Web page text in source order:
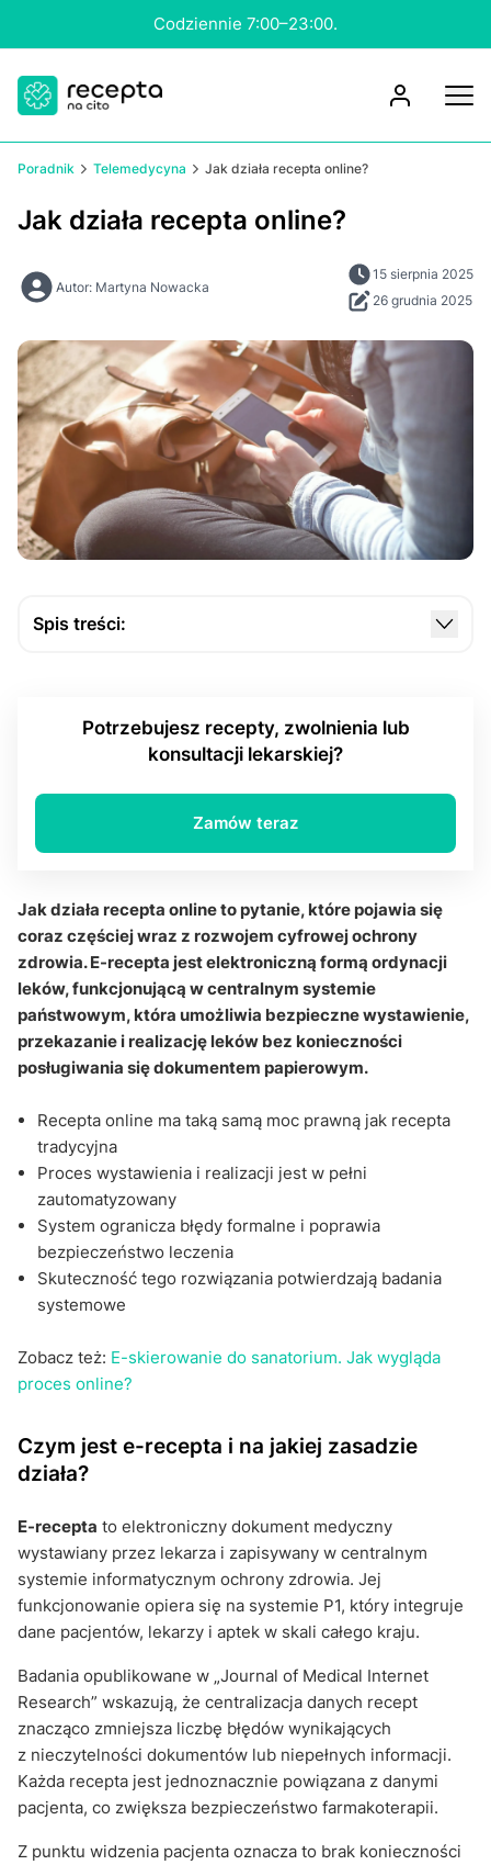
Konsultacja nawet w 15 minut.
Poradnik Telemedycyna Jak działa recepta online?
Jak działa recepta online?
Autor: Martyna Nowacka
15 sierpnia 2025
26 grudnia 2025
Spis treści:
W jaki sposób pacjent otrzymuje dostęp do
Q&A – najczęstsze pytania o receptę online
Potrzebujesz recepty, zwolnienia lub
konsultacji lekarskiej?
Zamów teraz
Jak działa recepta online to pytanie, które pojawia się
coraz częściej wraz z rozwojem cyfrowej ochrony
zdrowia. E-recepta jest elektroniczną formą ordynacji
leków, funkcjonującą w centralnym systemie
państwowym, która umożliwia bezpieczne wystawienie,
przekazanie i realizację leków bez konieczności
posługiwania się dokumentem papierowym.
Recepta online ma taką samą moc prawną jak recepta
tradycyjna
Proces wystawienia i realizacji jest w pełni
zautomatyzowany
System ogranicza błędy formalne i poprawia
bezpieczeństwo leczenia
Skuteczność tego rozwiązania potwierdzają badania
systemowe
Zobacz też: E-skierowanie do sanatorium. Jak wygląda
proces online?
Czym jest e-recepta i na jakiej zasadzie
działa?
E-recepta to elektroniczny dokument medyczny
wystawiany przez lekarza i zapisywany w centralnym
systemie informatycznym ochrony zdrowia. Jej
funkcjonowanie opiera się na systemie P1, który integruje
dane pacjentów, lekarzy i aptek w skali całego kraju.
Badania opublikowane w „Journal of Medical Internet
Research” wskazują, że centralizacja danych recept
znacząco zmniejsza liczbę błędów wynikających
z nieczytelności dokumentów lub niepełnych informacji.
Każda recepta jest jednoznacznie powiązana z danymi
pacjenta, co zwiększa bezpieczeństwo farmakoterapii.
Z punktu widzenia pacjenta oznacza to brak konieczności